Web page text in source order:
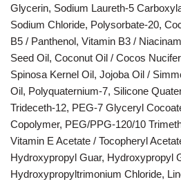
Glycerin, Sodium Laureth-5
Sodium Chloride, Polysorbate-20,
B5 / Panthenol, Vitamin B3 /
Seed Oil, Coconut Oil / Cocos
Spinosa Kernel Oil, Jojoba Oil /
Oil, Polyquaternium-7, Silicone
Trideceth-12, PEG-7 Glyceryl
Copolymer, PEG/PPG-120/10
Vitamin E Acetate / Tocopheryl
Hydroxypropyl Guar, Hydroxypropyl
Hydroxypropyltrimonium Chloride,